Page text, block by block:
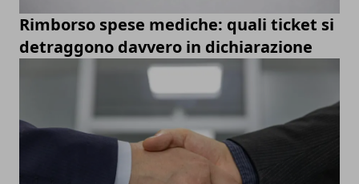
Rimborso spese mediche: quali ticket si
detraggono davvero in dichiarazione